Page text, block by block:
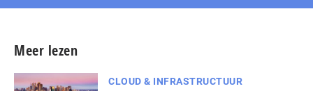
Meer lezen
CLOUD & INFRASTRUCTUUR